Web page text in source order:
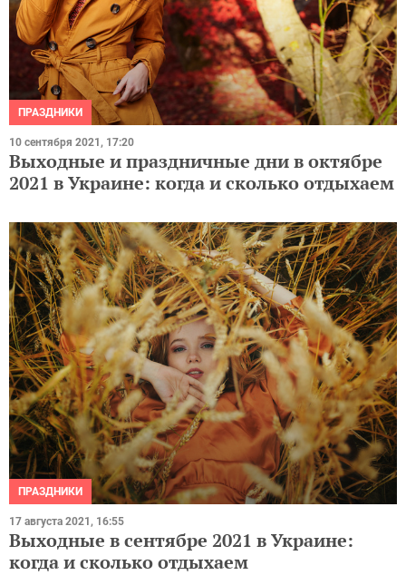
ПРАЗДНИКИ
10 сентября 2021, 17:20
Выходные и праздничные дни в октябре
2021 в Украине: когда и сколько отдыхаем
ПРАЗДНИКИ
17 августа 2021, 16:55
Выходные в сентябре 2021 в Украине:
когда и сколько отдыхаем